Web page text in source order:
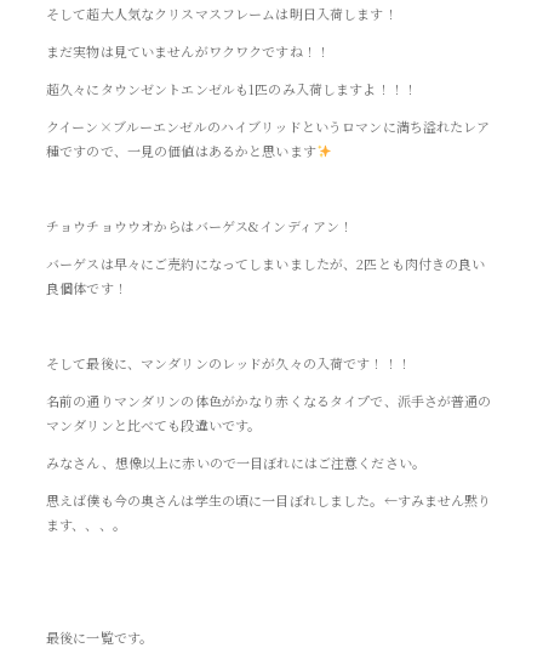
そして超大人気なクリスマスフレームは明日入荷します！
まだ実物は見ていませんがワクワクですね！！
超久々にタウンゼントエンゼルも1匹のみ入荷しますよ！！！
クイーン×ブルーエンゼルのハイブリッドというロマンに満ち溢れたレア
種ですので、一見の価値はあるかと思います
チョウチョウウオからはバーゲス&インディアン！
バーゲスは早々にご売約になってしまいましたが、2匹とも肉付きの良い
良個体です！
そして最後に、マンダリンのレッドが久々の入荷です！！！
名前の通りマンダリンの体色がかなり赤くなるタイプで、派手さが普通の
マンダリンと比べても段違いです。
みなさん、想像以上に赤いので一目ぼれにはご注意ください。
思えば僕も今の奥さんは学生の頃に一目ぼれしました。←すみません黙り
ます、、、。
最後に一覧です。